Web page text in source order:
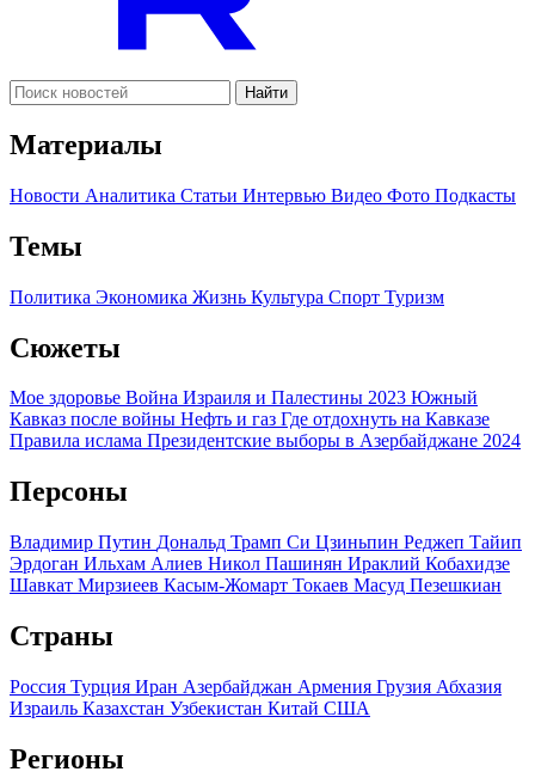
Найти
Материалы
Новости Аналитика Статьи Интервью Видео Фото Подкасты
Темы
Политика Экономика Жизнь Культура Спорт Туризм
Сюжеты
Мое здоровье Война Израиля и Палестины 2023 Южный
Кавказ после войны Нефть и газ Где отдохнуть на Кавказе
Правила ислама Президентские выборы в Азербайджане 2024
Персоны
Владимир Путин Дональд Трамп Си Цзиньпин Реджеп Тайип
Эрдоган Ильхам Алиев Никол Пашинян Ираклий Кобахидзе
Шавкат Мирзиеев Касым-Жомарт Токаев Масуд Пезешкиан
Страны
Россия Турция Иран Азербайджан Армения Грузия Абхазия
Израиль Казахстан Узбекистан Китай США
Регионы